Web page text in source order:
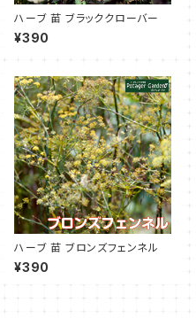
ハーブ 苗 ブラッククローバー
¥390
ハーブ 苗 ブロンズフェンネル
¥390